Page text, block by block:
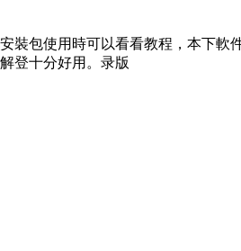
裝包使用時可以看看教程，本下軟
登十分好用。录版